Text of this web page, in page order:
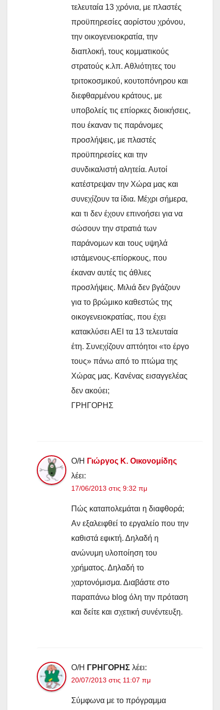
τελευταία 13 χρόνια, με πλαστές
προϋπηρεσίες αορίστου χρόνου,
την οικογενειοκρατία, την
διαπλοκή, τους κομματικούς
στρατούς κ.λπ. Αθλιότητες του
τριτοκοσμικού, κουτοπόνηρου και
διεφθαρμένου κράτους, με
υποβολείς τις επίορκες διοικήσεις,
που έκαναν τις παράνομες
προσλήψεις, με πλαστές
προϋπηρεσίες και την
συνδικαλιστή αλητεία. Αυτοί
κατέστρεψαν την Χώρα μας και
συνεχίζουν τα ίδια. Μέχρι σήμερα,
και τι δεν έχουν επινοήσει για να
σώσουν την στρατιά των
παράνομων και τους υψηλά
ιστάμενους-επίορκους, που
έκαναν αυτές τις άθλιες
προσλήψεις. Μιλιά δεν βγάζουν
για το βρώμικο καθεστώς της
οικογενειοκρατίας, που έχει
κατακλύσει ΑΕΙ τα 13 τελευταία
έτη. Συνεχίζουν απτόητοι «το έργο
τους» πάνω από το πτώμα της
Χώρας μας. Κανένας εισαγγελέας
δεν ακούει;
ΓΡΗΓΟΡΗΣ
Ο/Η Γιώργος Κ. Οικονομίδης
λέει:
17/06/2013 στις 9:32 πμ
Πώς καταπολεμάται η διαφθορά;
Αν εξαλειφθεί το εργαλείο που την
καθιστά εφικτή. Δηλαδή η
ανώνυμη υλοποίηση του
χρήματος. Δηλαδή το
χαρτονόμισμα. Διαβάστε στο
παραπάνω blog όλη την πρόταση
και δείτε και σχετική συνέντευξη.
Ο/Η ΓΡΗΓΟΡΗΣ λέει:
20/07/2013 στις 11:07 πμ
Σύμφωνα με το πρόγραμμα